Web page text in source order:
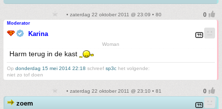
• zaterdag 22 oktober 2011 @ 23:09 • 80
Moderator
Karina
Woman
Harm terug in de kast
Op donderdag 15 mei 2014 22:18 schreef sp3c het volgende:
niet zo tof doen
• zaterdag 22 oktober 2011 @ 23:10 • 81
zoem